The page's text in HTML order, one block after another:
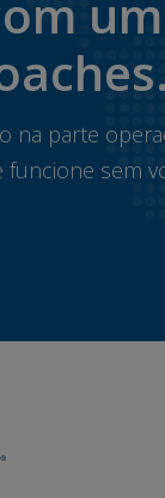
na parte
sem